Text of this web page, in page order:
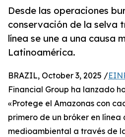
Desde las operaciones
conservación de la selva
línea se une a una causa
Latinoamérica.
BRAZIL, October 3, 2025 /
Financial Group ha lanzado
«Protege el Amazonas con
primero de un bróker en
medioambiental a través de